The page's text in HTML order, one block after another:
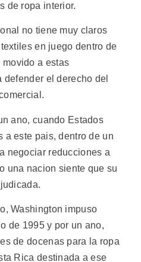
de ropa interior.
no tiene muy claros
en juego dentro de
a estas
el derecho del
ano, cuando Estados
a este pais, dentro de un
negociar reducciones a
una nacion siente que su
Washington impuso
de 1995 y por un ano,
de docenas para la ropa
Rica destinada a ese